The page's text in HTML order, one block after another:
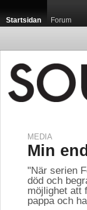
Startsidan Forum
MEDIA
Min
"När serien
död och
möjlighet att
pappa och